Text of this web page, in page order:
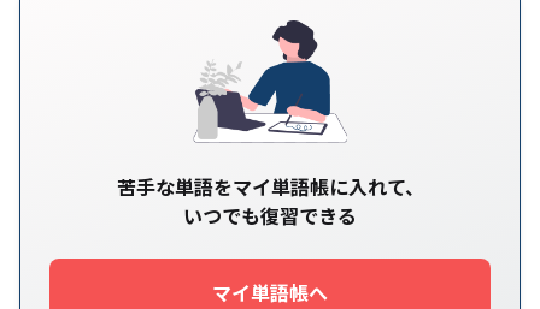
苦手な単語をマイ単語帳に入れて、
いつでも復習できる
マイ単語帳へ